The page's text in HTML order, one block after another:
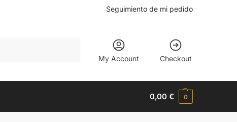
Seguimiento de mi pedido
My Account Checkout
0,00€ 0